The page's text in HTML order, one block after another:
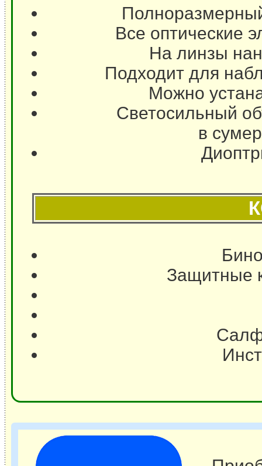
Все оптические
На линзы
Подходит для
Можно
Светосильный
в
Защитные